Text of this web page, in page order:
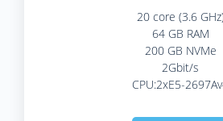
20 core (3.6
64 GB RAM
200 GB NVMe
2Gbit/s
CPU:2xE5-